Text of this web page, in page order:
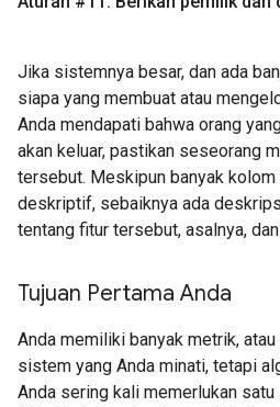
Jika sistemnya besar, dan ada
siapa yang membuat atau
Anda mendapati bahwa orang
akan keluar, pastikan seseorang
tersebut. Meskipun banyak
deskriptif, sebaiknya ada
tentang fitur tersebut, asalnya,
Tujuan Pertama Anda
Anda memiliki banyak metrik,
sistem yang Anda minati, tetapi
Anda sering kali memerlukan satu